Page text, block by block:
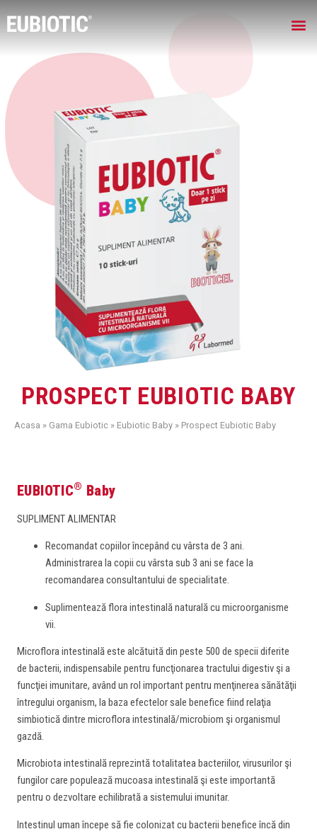
Acasa » Gama Eubiotic » Eubiotic Baby » Prospect Eubiotic Baby
PROSPECT EUBIOTIC BABY
EUBIOTIC® Baby
SUPLIMENT ALIMENTAR
Recomandat copiilor începând cu vârsta de 3 ani.
Administrarea la copii cu vârsta sub 3 ani se face la
recomandarea consultantului de specialitate.
Suplimentează flora intestinală naturală cu microorganisme
vii.
Microflora intestinală este alcătuită din peste 500 de specii diferite
de bacterii, indispensabile pentru funcţionarea tractului digestiv şi a
funcţiei imunitare, având un rol important pentru menţinerea sănătăţii
întregului organism, la baza efectelor sale benefice fiind relaţia
simbiotică dintre microflora intestinală/microbiom şi organismul
gazdă.
Microbiota intestinală reprezintă totalitatea bacteriilor, virusurilor şi
fungilor care populează mucoasa intestinală şi este importantă
pentru o dezvoltare echilibrată a sistemului imunitar.
Intestinul uman începe să fie colonizat cu bacterii benefice încă din